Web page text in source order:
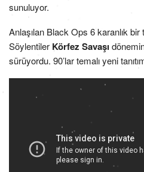
sunuluyor.
Anlaşılan Black Ops 6 karanlık
Söylentiler Körfez Savaşı
sürüyordu. 90’lar temalı yeni